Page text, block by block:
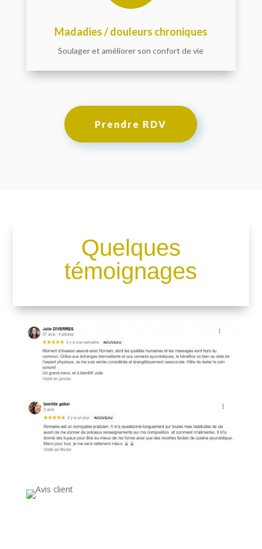
Madadies / douleurs chroniques
Soulager et améliorer son confort de vie
Prendre RDV
Quelques
témoignages